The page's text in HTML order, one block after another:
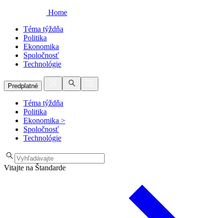
Home
Téma týždňa
Politika
Ekonomika
Spoločnosť
Technológie
Predplatné
Téma týždňa
Politika
Ekonomika >
Spoločnosť
Technológie
Vitajte na Štandarde